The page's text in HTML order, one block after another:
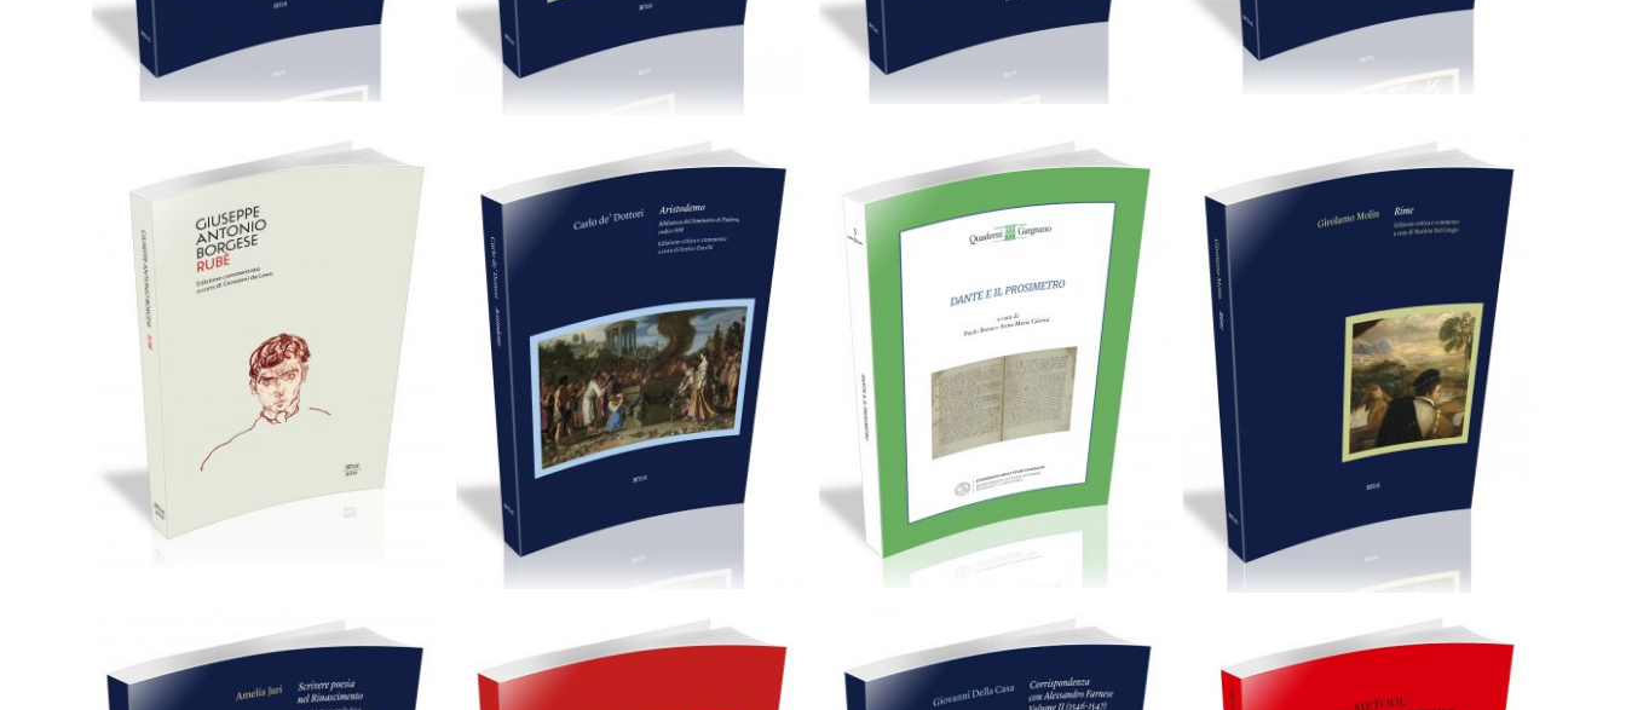
eBook in PDF
€ 29,00€
Scegli
CartaceoeBook in PDF
0,00€ 28,00 €
Scegli
28,00 €
Aggiungi al carrello
eBook in PDF
€ 89,00€
Scegli